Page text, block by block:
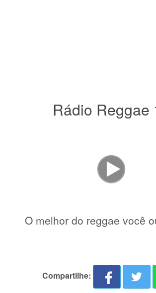
Rádio Reggae
O melhor do reggae você
Compartilhe: